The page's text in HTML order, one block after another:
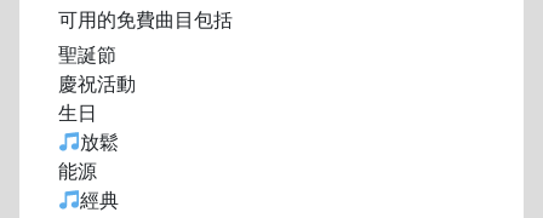
可用的免費曲目包括
聖誕節
慶祝活動
生日
放鬆
能源
經典